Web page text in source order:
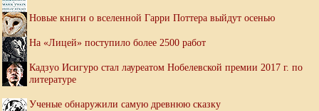
Новые книги о вселенной Гарри Поттера выйдут осенью
На «Лицей» поступило более 2500 работ
Кадзуо Исигуро стал лауреатом Нобелевской премии 2017 г. по
литературе
Ученые обнаружили самую древнюю сказку